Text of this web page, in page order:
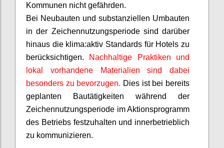
Kommunen nicht gefährden.
Bei Neubauten und substanziellen Umbauten
in der Zeichennutzungsperiode sind darüber
hinaus die klima:aktiv Standards für Hotels zu
berücksichtigen. Nachhaltige Praktiken und
lokal vorhandene Materialien sind dabei
besonders zu bevorzugen. Dies ist bei bereits
geplanten Bautätigkeiten während der
Zeichennutzungsperiode im Aktionsprogramm
des Betriebs festzuhalten und innerbetrieblich
zu kommunizieren.